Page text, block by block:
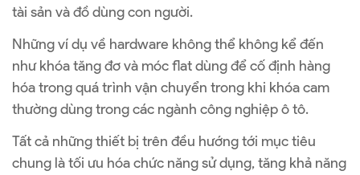
tài sản và đồ dùng con người.
Những ví dụ về hardware không thể không kể đến
như khóa tăng đơ và móc flat dùng để cố định hàng
hóa trong quá trình vận chuyển trong khi khóa cam
thường dùng trong các ngành công nghiệp ô tô.
Tất cả những thiết bị trên đều hướng tới mục tiêu
chung là tối ưu hóa chức năng sử dụng, tăng khả năng